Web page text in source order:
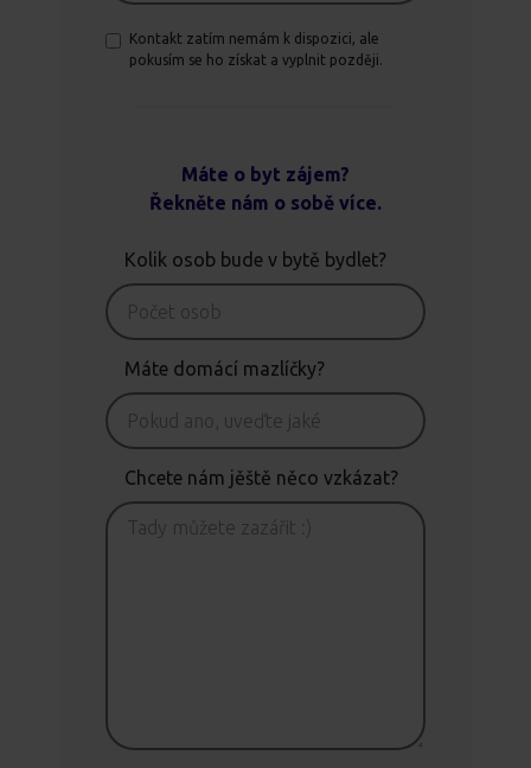
Kontakt zatím nemám k dispozici, ale
pokusím se ho získat a vyplnit později.
Máte o byt zájem?
Řekněte nám o sobě více.
Kolik osob bude v bytě bydlet?
Máte domácí mazlíčky?
Chcete nám jěště něco vzkázat?